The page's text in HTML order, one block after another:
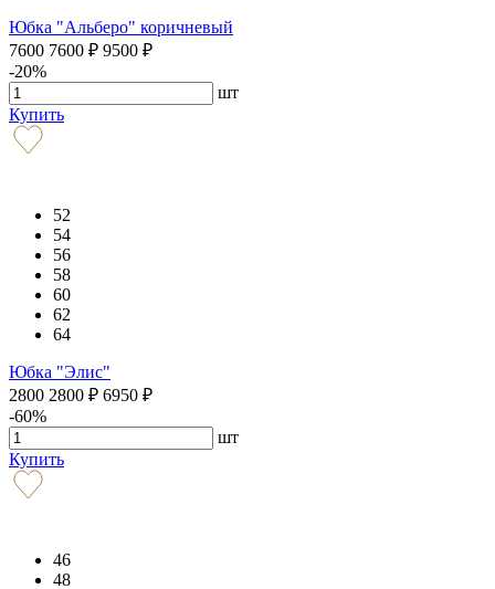
Юбка "Альберо" коричневый
7600 7600 ₽ 9500 ₽
-20%
шт
Купить
52
54
56
58
60
62
64
Юбка "Элис"
2800 2800 ₽ 6950 ₽
-60%
шт
Купить
46
48